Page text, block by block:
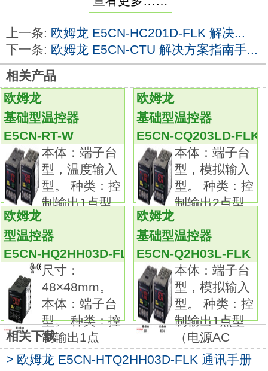
通信：RS-485。
端子形状：螺钉端子台型(主单元+端子单元)欧
姆龙E5CN-CT-W解决方案指南手册。
电源电压：AC/DC24V。
E5□C系列的操作性、高性能维持原状最适合连
接触摸屏/PLC和温控器的系统的DIN导轨安装
型E5CN-CT-W
进深85mm×宽22.5mm的DIN导轨安装型，收
纳于薄型控制柜内的纤细机身。
采用端子台拆装结构，可轻松更换，提高了维
护性。
通过50ms的高速采样，适用于高速升温的用
途。
通过无程序通信轻松与PLC相连。
使用通信转换电缆(另售)与计算机相连后，无
需电源接线即可
设定。也可通过CX-Thermo(另售)轻松设定欧
姆龙E5CN-CT-W解决方案指南手册。
带辅助输出(最大2点)、事件输入(最大1点)，基
本功能齐全。
柜内启动时或异常时的确认简单，醒目的白色
PV显示
上一条: 欧姆龙 E5CN-HC201D-FLK 解决...
下一条: 欧姆龙 E5CN-CTU 解决方案指南手...
相关产品
欧姆龙
基础型温控器
E5CN-RT-W
本体：端子台
型，温度输入
型。 种类：控
制输出1点型
欧姆龙
基础型温控器
E5CN-CQ203LD-FLK
本体：端子台
型，模拟输入
型。 种类：控
制输出2点型
欧姆龙
型温控器
E5CN-HQ2HH03D-FLK
尺寸：
48×48mm。
本体：端子台
型。 种类：控
制输出1点
欧姆龙
基础型温控器
E5CN-Q2H03L-FLK
本体：端子台
型，模拟输入
型。 种类：控
制输出1点型
（电源AC
相关下载
> 欧姆龙 E5CN-HTQ2HH03D-FLK 通讯手册